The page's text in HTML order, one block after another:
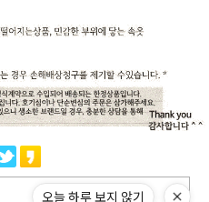
오늘 하루 보지 않기